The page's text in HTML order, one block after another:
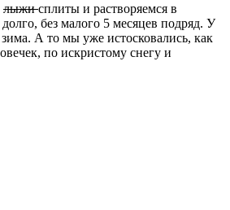
лыжисплиты и растворяемся в
без малого 5 месяцев подряд. У
зима. А то мы уже истосковались, как
по искристому снегу и